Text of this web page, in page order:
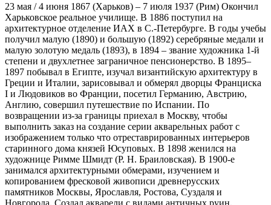
23 мая / 4 июня 1867 (Харьков) – 7 июля 1937 (Рим) Окончил
Харьковское реальное училище. В 1886 поступил на
архитектурное отделение ИАХ в С.-Петербурге. В годы учебы
получил малую (1890) и большую (1892) серебряные медали и
малую золотую медаль (1893), в 1894 – звание художника 1-й
степени и двухлетнее заграничное пенсионерство. В 1895–
1897 побывал в Египте, изучал византийскую архитектуру в
Греции и Италии, зарисовывал и обмерял дворцы Франциска
I и Людовиков во Франции, посетил Германию, Австрию,
Англию, совершил путешествие по Испании. По
возвращении из-за границы приехал в Москву, чтобы
выполнить заказ на создание серии акварельных работ с
изображением только что отреставрированных интерьеров
старинного дома князей Юсуповых. В 1898 женился на
художнице Римме Шмидт (Р. Н. Браиловская). В 1900-е
занимался архитектурными обмерами, изучением и
копированием фресковой живописи древнерусских
памятников Москвы, Ярославля, Ростова, Суздаля и
Новгорода. Создал акварели с видами античных руин,